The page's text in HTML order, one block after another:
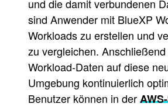
und die damit verbundenen
sind Anwender mit BlueXP
Workloads zu erstellen und
zu vergleichen.
Workload-Daten auf diese
Umgebung kontinuierlich
Benutzer können in der